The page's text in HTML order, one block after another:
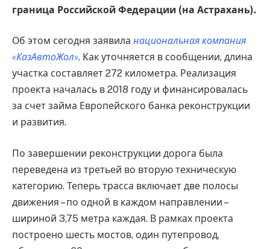
граница Российской Федерации (на Астрахань).
Об этом сегодня заявила национальная компания
«КазАвтоЖол». Как уточняется в сообщении, длина
участка составляет 272 километра. Реализация
проекта началась в 2018 году и финансировалась
за счет займа Европейского банка реконструкции
и развития.
По завершении реконструкции дорога была
переведена из третьей во вторую техническую
категорию. Теперь трасса включает две полосы
движения – по одной в каждом направлении –
шириной 3,75 метра каждая. В рамках проекта
построено шесть мостов, один путепровод,